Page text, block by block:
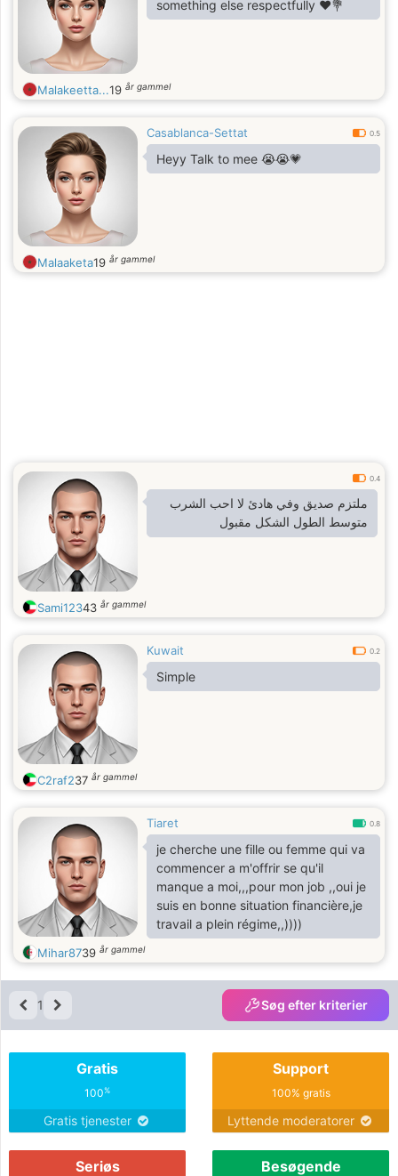
something else respectfully ❤️💐
Malakeetta...19 år gammel
Casablanca-Settat 0.5
Heyy Talk to mee 😭😭💗
Malaaketa19 år gammel
0.4
ملتزم صديق وفي هادئ لا احب الشرب
متوسط الطول الشكل مقبول
Sami12343 år gammel
Kuwait 0.2
Simple
C2raf237 år gammel
Tiaret 0.8
je cherche une fille ou femme qui va
commencer a m'offrir se qu'il
manque a moi,,,pour mon job ,,oui je
suis en bonne situation financière,je
travail a plein régime,,))))
Mihar8739 år gammel
1 Søg efter kriterier
Gratis
100%
Gratis tjenester
Support
100% gratis
Lyttende moderatorer
Seriøs Besøgende